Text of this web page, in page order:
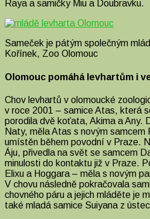
Raya a samičky Miu a Doubravku.
Sameček je pátým společným
Kořínek, Zoo Olomouc
Olomouc pomáhá levhartům i
Chov levhartů v olomoucké
v roce 2001 – samice Atas, která
porodila dvě koťata, Akima a Any.
Naty, měla Atas s novým samcem
umístěn během povodní v Praze.
Áju, přivedla na svět se samcem
minulosti do kontaktu již v Praze.
Elixu a Hoggara – měla s novým
V chovu následně pokračovala
chovného páru a jejich mláděte je
také mladá samice Suiyana z